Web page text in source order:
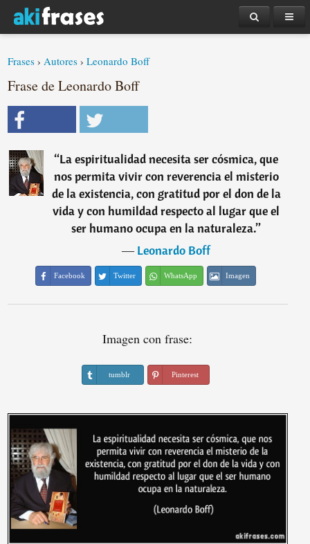
Frases ›Autores ›Leonardo Boff
Frase de Leonardo Boff
“La espiritualidad necesita ser cósmica, que
nos permita vivir con reverencia el misterio
de la existencia, con gratitud por el don de la
vida y con humildad respecto al lugar que el
ser humano ocupa en la naturaleza.”
―Leonardo Boff
Facebook Twitter WhatsApp Imagen
Imagen con frase:
tumblr Pinterest